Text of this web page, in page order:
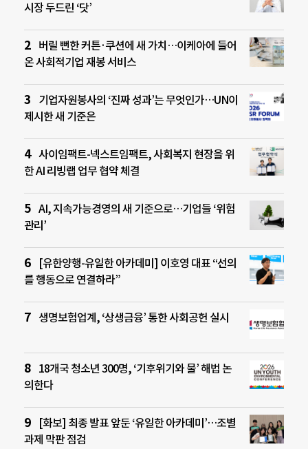
시장 두드린 ‘닷’
버릴 뻔한 커튼·쿠션에 새 가치…이케아에 들어
온 사회적기업 재봉 서비스
기업자원봉사의 ‘진짜 성과’는 무엇인가…UN이
제시한 새 기준은
사이임팩트-넥스트임팩트, 사회복지 현장을 위
한 AI 리빙랩 업무 협약 체결
AI, 지속가능경영의 새 기준으로…기업들 ‘위험
관리’
[유한양행-유일한 아카데미] 이호영 대표 “선의
를 행동으로 연결하라”
생명보험업계, ‘상생금융’ 통한 사회공헌 실시
18개국 청소년 300명, ‘기후위기와 물’ 해법 논
의한다
[화보] 최종 발표 앞둔 ‘유일한 아카데미’…조별
과제 막판 점검